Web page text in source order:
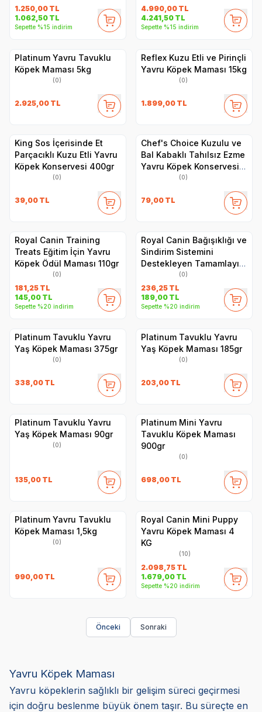
1.250,00 TL
1.062,50 TL
Sepette %15 indirim
4.990,00 TL
4.241,50 TL
Sepette %15 indirim
Platinum Yavru Tavuklu
Köpek Maması 5kg
(0)
2.925,00 TL
Reflex Kuzu Etli ve Pirinçli
Yavru Köpek Maması 15kg
(0)
1.899,00 TL
King Sos İçerisinde Et
Parçacıklı Kuzu Etli Yavru
Köpek Konservesi 400gr
(0)
39,00 TL
Chef's Choice Kuzulu ve
Bal Kabaklı Tahılsız Ezme
Yavru Köpek Konservesi
(0)
79,00 TL
Royal Canin Training
Treats Eğitim İçin Yavru
Köpek Ödül Maması 110gr
(0)
181,25 TL
145,00 TL
Sepette %20 indirim
Royal Canin Bağışıklığı ve
Sindirim Sistemini
Destekleyen Tamamlayıcı
Yavru Köpek Ödül
Maması 100gr
(0)
236,25 TL
189,00 TL
Sepette %20 indirim
Platinum Tavuklu Yavru
Yaş Köpek Maması 375gr
(0)
338,00 TL
Platinum Tavuklu Yavru
Yaş Köpek Maması 185gr
(0)
203,00 TL
Platinum Tavuklu Yavru
Yaş Köpek Maması 90gr
(0)
135,00 TL
Platinum Mini Yavru
Tavuklu Köpek Maması
900gr
(0)
698,00 TL
Platinum Yavru Tavuklu
Köpek Maması 1,5kg
(0)
990,00 TL
Royal Canin Mini Puppy
Yavru Köpek Maması 4
KG
(10)
2.098,75 TL
1.679,00 TL
Sepette %20 indirim
Önceki Sonraki
Yavru Köpek Maması
Yavru köpeklerin sağlıklı bir gelişim süreci geçirmesi
için doğru beslenme büyük önem taşır. Bu süreçte en